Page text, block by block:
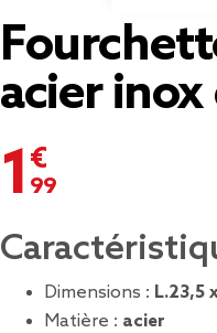
acier inox
1,99 €
Dimensions : L.23,5
Matière : acier